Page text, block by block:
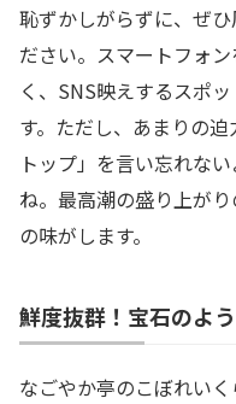
恥ずかしがらずに、ぜ
ださい。スマートフォ
く、SNS映えするスポ
す。ただし、あまりの
トップ」を言い忘れな
ね。最高潮の盛り上が
の味がします。
鮮度抜群！宝石のよ
なごやか亭のこぼれい